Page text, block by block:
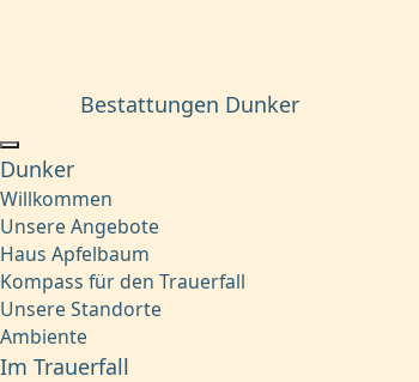
Bestattungen Dunker
Dunker
Willkommen
Unsere Angebote
Haus Apfelbaum
Kompass für den Trauerfall
Unsere Standorte
Ambiente
Im Trauerfall